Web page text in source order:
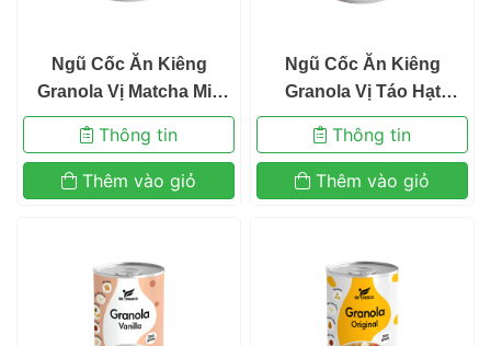
Ngũ Cốc Ăn Kiêng
Granola Vị Matcha Mix
Sữa Chua Sấy Khô
Befresco 300g
Thông tin
Thêm vào giỏ
Ngũ Cốc Ăn Kiêng
Granola Vị Táo Hạt
Macca Mix Sữa Chua Sấy
Khô Befresco 300g
Thông tin
Thêm vào giỏ